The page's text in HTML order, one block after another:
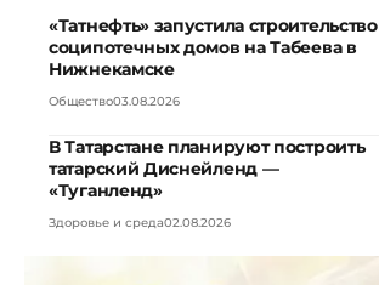
«Татнефть» запустила строительство
соципотечных домов на Табеева в
Нижнекамске
Общество03.08.2026
В Татарстане планируют построить
татарский Диснейленд —
«Туганленд»
Здоровье и среда02.08.2026